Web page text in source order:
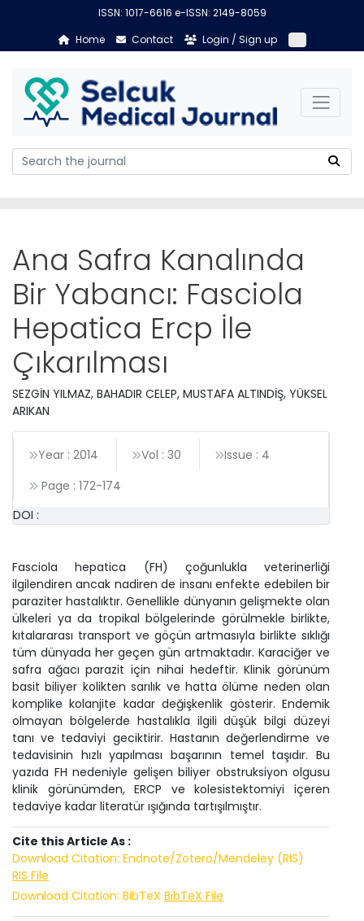
ISSN: 1017-6616 e-ISSN: 2149-8059
Home
Contact Login / Sign up
Ana Safra Kanalında
Bir Yabancı: Fasciola
Hepatica Ercp İle
Çıkarılması
SEZGİN YILMAZ, BAHADIR CELEP, MUSTAFA ALTINDİŞ, YÜKSEL
ARIKAN
Year : 2014 Vol : 30
Issue : 4
Page : 172-174
DOI :
Fasciola hepatica (FH) çoğunlukla veterinerliği
ilgilendiren ancak nadiren de insanı enfekte edebilen bir
paraziter hastalıktır. Genellikle dünyanın gelişmekte olan
ülkeleri ya da tropikal bölgelerinde görülmekle birlikte,
kıtalararası transport ve göçün artmasıyla birlikte sıklığı
tüm dünyada her geçen gün artmaktadır. Karaciğer ve
safra ağacı parazit için nihai hedeftir. Klinik görünüm
basit biliyer kolikten sarılık ve hatta ölüme neden olan
komplike kolanjite kadar değişkenlik gösterir. Endemik
olmayan bölgelerde hastalıkla ilgili düşük bilgi düzeyi
tanı ve tedaviyi geciktirir. Hastanın değerlendirme ve
tedavisinin hızlı yapılması başarının temel taşıdır. Bu
yazıda FH nedeniyle gelişen biliyer obstruksiyon olgusu
klinik görünümden, ERCP ve kolesistektomiyi içeren
tedaviye kadar literatür ışığında tartışılmıştır.
Cite this Article As :
Download Citation: Endnote/Zotero/Mendeley (RIS)
RIS File
Download Citation: BibTeX BibTeX File